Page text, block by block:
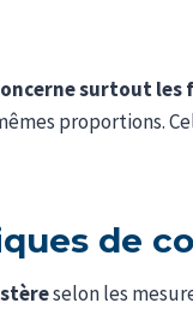
surtout
proportions.
de
selon les